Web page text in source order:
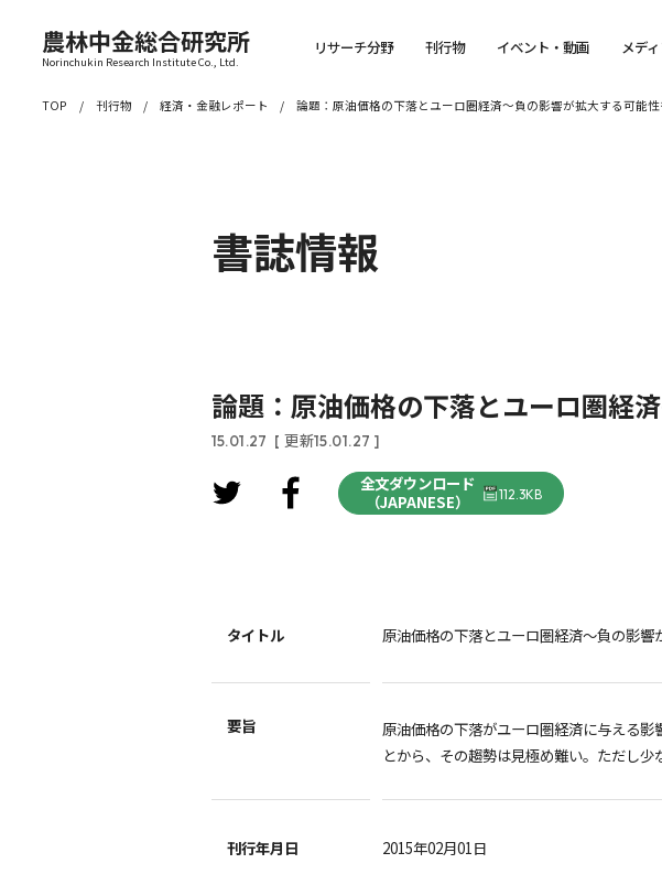
農林中金総合研究所
Norinchukin Research Institute Co., Ltd.
リサーチ分野 刊行物 イベント・動画 メデ
TOP 刊行物 経済・金融レポート 論題：原油価格の下落とユーロ圏経済～負の影響が拡大する可能性
書誌情報
論題：原油価格の下落とユーロ圏経
15.01.27 [ 更新15.01.27 ]
全文ダウンロード
（JAPANESE）
112.3KB
タイトル 原油価格の下落とユーロ圏経済～負の影響
要旨
原油価格の下落がユーロ圏経済に与える
とから、その趨勢は見極め難い。ただし
刊行年月日 2015年02月01日